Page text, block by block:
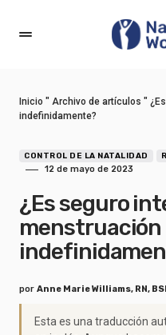
Inicio " Archivo de artículos "
indefinidamente?
CONTROL DE LA NATALIDAD
12 de mayo de 2023
¿Es seguro
menstruación
por Anne Marie Williams, RN,
Esta es una traducción